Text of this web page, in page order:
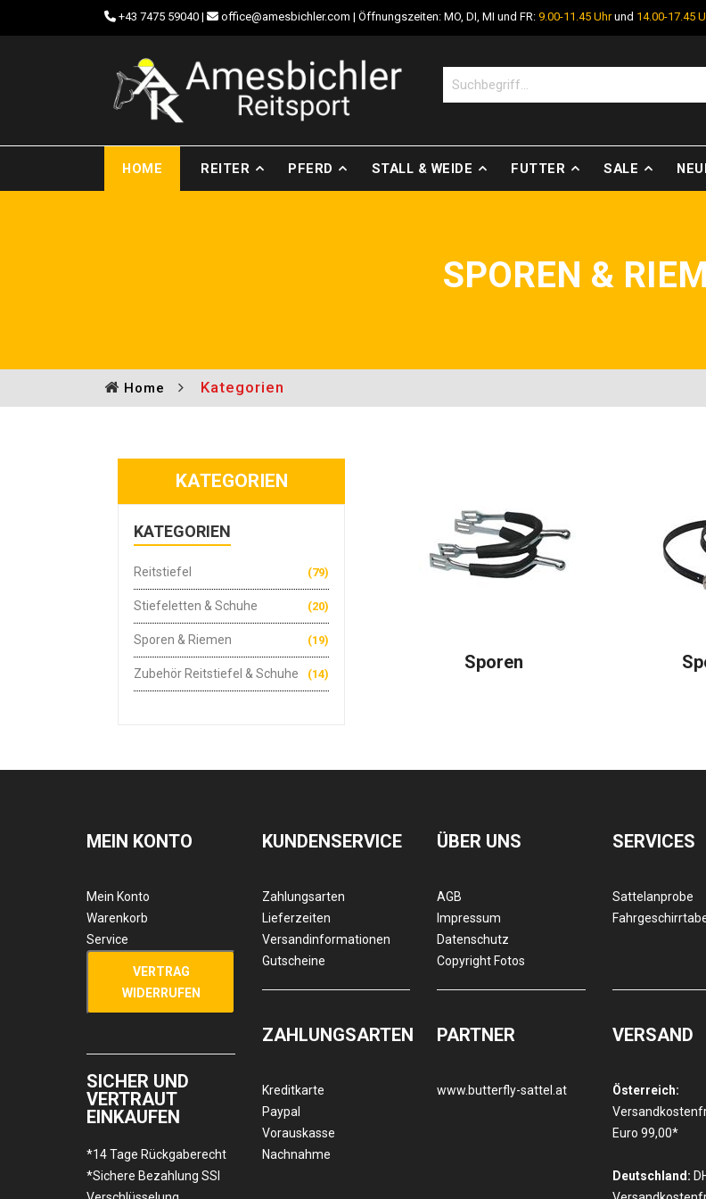
+43 7475 59040 | office@amesbichler.com | Öffnungszeiten: MO, DI, MI und FR: 9.00-11.45 Uhrund 14.00-17.45
HOME REITER PFERD STALL & WEIDE FUTTER SALE
SPOREN &
Home Kategorien
KATEGORIEN
KATEGORIEN
(79)
Reitstiefel
(20)
Stiefeletten & Schuhe
(19)
Sporen & Riemen
(14)
Zubehör Reitstiefel & Schuhe
Sporen
MEIN KONTO
Mein Konto
Warenkorb
Service
VERTRAG
WIDERRUFEN
SICHER UND
VERTRAUT
EINKAUFEN
*14 Tage Rückgaberecht
*Sichere Bezahlung SSl
KUNDENSERVICE
Zahlungsarten
Lieferzeiten
Versandinformationen
Gutscheine
ZAHLUNGSARTEN
Kreditkarte
Paypal
Vorauskasse
Nachnahme
ÜBER UNS
AGB
Impressum
Datenschutz
Copyright Fotos
PARTNER
www.butterfly-sattel.at
SERVICES
Sattelanprobe
VERSAND
Österreich:
Euro 99,00*
Deutschland: